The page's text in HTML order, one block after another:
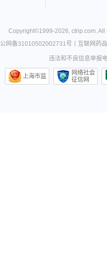
Copyright©1999-2026,ctrip.com.
网备31010502002731号
互联网药
违法和不良信息举报
上海市监
网络社会
征信网